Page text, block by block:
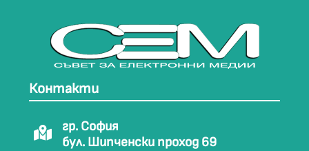
Контакти
гр. София
бул. Шипченски проход 69